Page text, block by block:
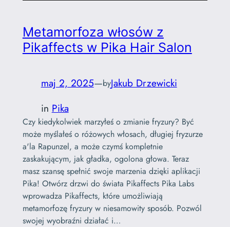
Metamorfoza włosów z
Pikaffects w Pika Hair Salon
maj 2, 2025—byJakub Drzewicki
in Pika
Czy kiedykolwiek marzyłeś o zmianie fryzury? Być
może myślałeś o różowych włosach, długiej fryzurze
a'la Rapunzel, a może czymś kompletnie
zaskakującym, jak gładka, ogolona głowa. Teraz
masz szansę spełnić swoje marzenia dzięki aplikacji
Pika! Otwórz drzwi do świata Pikaffects Pika Labs
wprowadza Pikaffects, które umożliwiają
metamorfozę fryzury w niesamowity sposób. Pozwól
swojej wyobraźni działać i…